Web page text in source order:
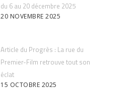
du 6 au 20 décembre 2025
20 NOVEMBRE 2025
Article du Progrès : La rue du
Premier-Film retrouve tout son
éclat
15 OCTOBRE 2025